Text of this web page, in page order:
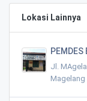
Lokasi Lainnya
PEMDES
Jl.
Magelang